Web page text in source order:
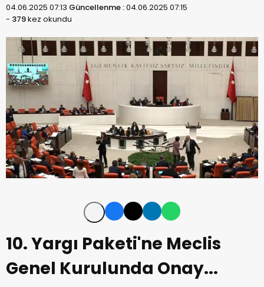
04.06.2025 07:13 Güncellenme :04.06.2025 07:15
- 379kez okundu
10. Yargı Paketi'ne Meclis
Genel Kurulunda Onay...